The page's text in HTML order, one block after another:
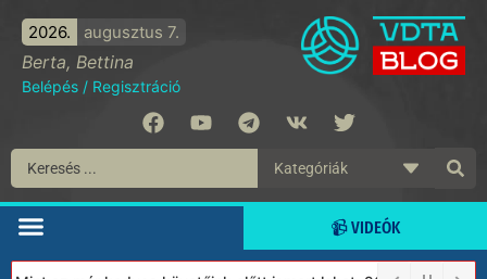
2026. augusztus 7.
Berta, Bettina
Belépés / Regisztráció
📹 VIDEÓK